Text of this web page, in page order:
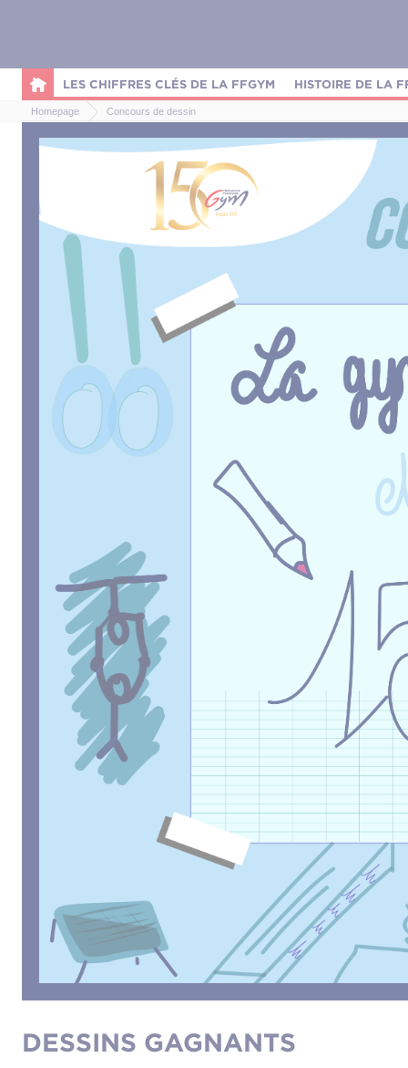
LES CHIFFRES CLÉS DE LA FFGYM HISTOIRE DE LA
Homepage Concours de dessin
DESSINS GAGNANTS